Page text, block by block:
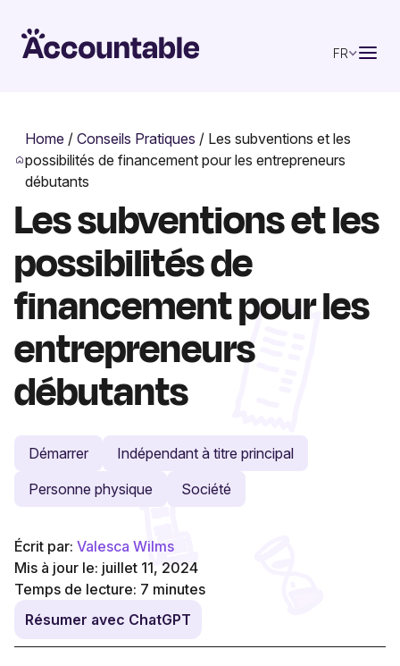
FR
Home /Conseils Pratiques / Les subventions et les
possibilités de financement pour les entrepreneurs
débutants
Les subventions et les
possibilités de
financement pour les
entrepreneurs
débutants
Démarrer
Indépendant à titre principal
Personne physique
Société
Écrit par: Valesca Wilms
Mis à jour le: juillet 11, 2024
Temps de lecture: 7 minutes
Résumer avec ChatGPT